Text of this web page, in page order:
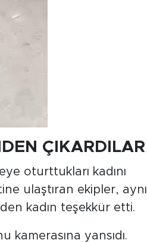
ÇIKARDILAR
oturttukları kadını
ulaştıran ekipler, aynı
kadın teşekkür etti.
kamerasına yansıdı.